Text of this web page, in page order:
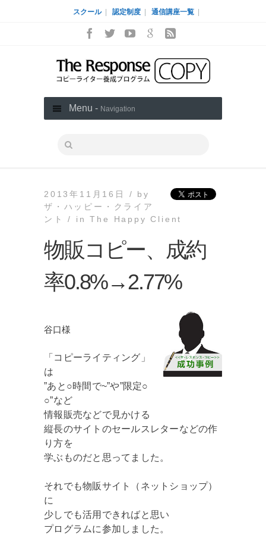
スクール 認定制度 通信講座一覧
Menu - Navigation
2013年11月16日 / by
ザ・ハッピー・クライア
ント / in The Happy Client
物販コピー、成約
率0.8%→2.77%
谷口様
「コピーライティング」
は
”あと○時間で~”や”限定○
○”など
情報販売などで見かける
縦長のサイトのセールスレターなどの作
り方を
学ぶものだと思ってました。
それでも物販サイト（ネットショップ）
に
少しでも活用できればと思い
プログラムに参加しました。